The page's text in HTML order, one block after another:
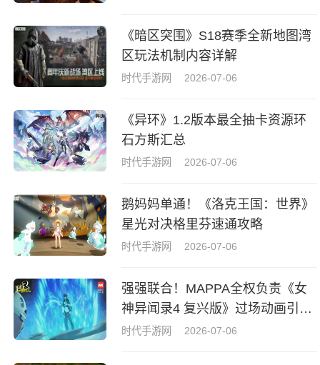
《暗区突围》S18赛季全新地图湾
区玩法机制内容详解
时代手游网 2026-07-06
《异环》1.2版本最全抽卡资源环
石方斯汇总
时代手游网 2026-07-06
鹅妈妈单通！《洛克王国：世界》
星光对决格里芬速通攻略
时代手游网 2026-07-06
强强联合！MAPPA全权负责《女
神异闻录4 复兴版》过场动画引热
议
时代手游网 2026-07-06